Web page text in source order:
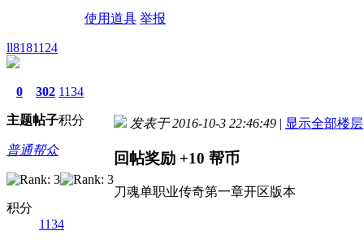
使用道具 举报
ll8181124
0
主题
302
帖子
1134
积分
普通帮众
积分
1134
发表于 2016-10-3 22:46:49 | 显示全部楼层
回帖奖励 +10 帮币
刀魂单职业传奇第一章开区版本